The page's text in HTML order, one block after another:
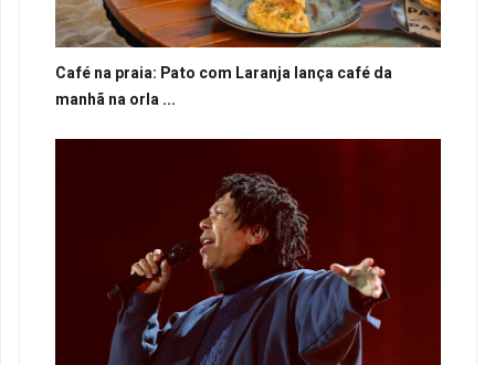
Café na praia: Pato com Laranja lança café da
manhã na orla ...